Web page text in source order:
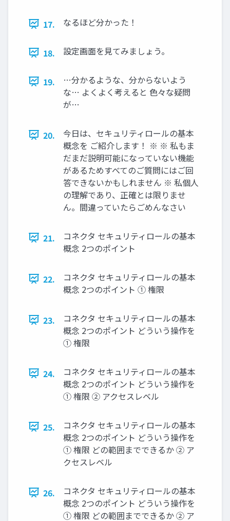
17. なるほど分かった！
18. 設定画面を見てみましょう。
19.
…分かるような、分からないよう
な… よくよく考えると 色々な疑問
が…
20.
今日は、セキュリティロールの基本
概念を ご紹介します！ ※ ※ 私もま
だまだ説明可能になっていない機能
があるためすべてのご質問にはご回
答できないかもしれません ※ 私個人
の理解であり、正確とは限りませ
ん。間違っていたらごめんなさい
21.
コネクタ セキュリティロールの基本
概念 2つのポイント
22.
コネクタ セキュリティロールの基本
概念 2つのポイント ① 権限
23.
コネクタ セキュリティロールの基本
概念 2つのポイント どういう操作を
① 権限
24.
コネクタ セキュリティロールの基本
概念 2つのポイント どういう操作を
① 権限 ② アクセスレベル
25.
コネクタ セキュリティロールの基本
概念 2つのポイント どういう操作を
① 権限 どの範囲までできるか ② ア
クセスレベル
26.
コネクタ セキュリティロールの基本
概念 2つのポイント どういう操作を
① 権限 どの範囲までできるか ② ア